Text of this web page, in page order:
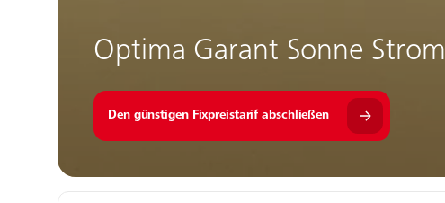
Optima Garant Sonne Strom
Den günstigen Fixpreistarif abschließen